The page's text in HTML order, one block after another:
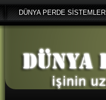
DÜNYA PERDE SİSTEMLERİ